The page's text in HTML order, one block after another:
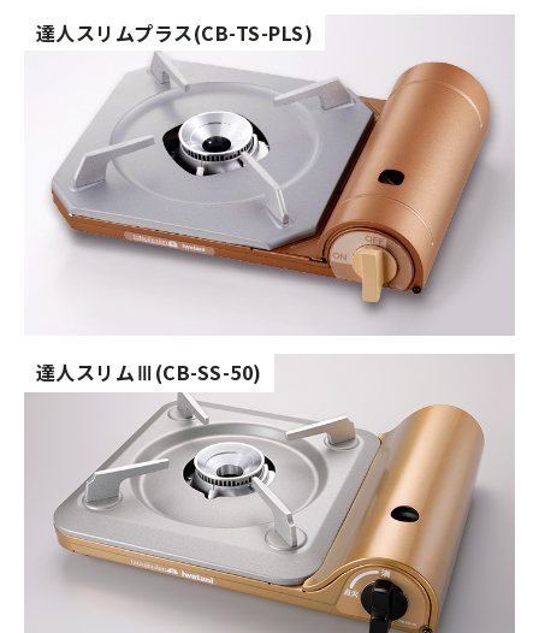
達人スリムプラス(CB-TS-PLS)
達人スリム (CB-SS-50)